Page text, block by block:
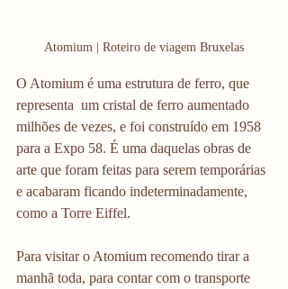
Atomium | Roteiro de viagem Bruxelas
O Atomium é uma estrutura de ferro, que
representa  um cristal de ferro aumentado
milhões de vezes, e foi construído em 1958
para a Expo 58. É uma daquelas obras de
arte que foram feitas para serem temporárias
e acabaram ficando indeterminadamente,
como a Torre Eiffel.
Para visitar o Atomium recomendo tirar a
manhã toda, para contar com o transporte